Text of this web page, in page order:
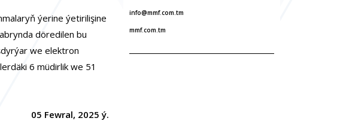
ýerine ýetirilişine
döredilen bu
we elektron
6 müdirlik we 51
05 Fewral, 2025 ý.
info@mmf.com.tm
mmf.com.tm